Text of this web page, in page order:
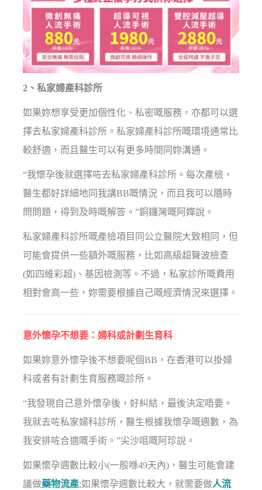
2、私家婦產科診所
如果妳想享受更加個性化、私密嘅服務，亦都可以選
擇去私家婦產科診所。私家婦產科診所嘅環境通常比
較舒適，而且醫生可以有更多時間同妳溝通。
“我懷孕後就選擇咗去私家婦產科診所。每次產檢，
醫生都好詳細地同我講BB嘅情況，而且我可以隨時
問問題，得到及時嘅解答。”銅鑼灣嘅阿嬅說。
私家婦產科診所嘅產檢項目同公立醫院大致相同，但
可能會提供一些額外嘅服務，比如高級超聲波檢查
(如四維彩超)、基因檢測等。不過，私家診所嘅費用
相對會高一些，妳需要根據自己嘅經濟情況來選擇。
意外懷孕不想要：婦科或計劃生育科
如果妳意外懷孕後不想要呢個BB，在香港可以掛婦
科或者有計劃生育服務嘅診所。
“我發現自己意外懷孕後，好糾結，最後決定唔要。
我就去咗私家婦科診所，醫生根據我懷孕嘅週數，為
我安排咗合適嘅手術。”尖沙咀嘅阿珍說。
如果懷孕週數比較小(一般喺49天內)，醫生可能會建
議做藥物流產;如果懷孕週數比較大，就需要做人流